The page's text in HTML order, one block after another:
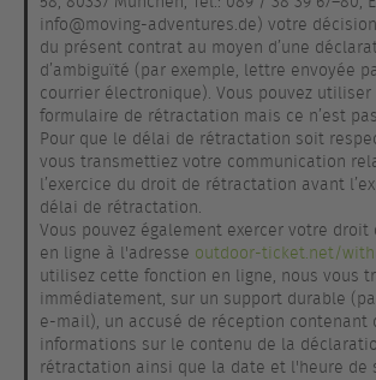
info@moving-adventures.de) votre
du présent contrat au moyen d’une
d’ambiguïté (par exemple, lettre envoyée
courrier électronique). Vous pouvez
formulaire de rétractation mais ce n’est
Pour que le délai de rétractation soit
vous transmettiez votre communication
l’exercice du droit de rétractation avant
délai de rétractation.
Vous pouvez également exercer votre
en ligne à l'adresse outdoor-ticket.net/
utilisez cette fonction en ligne, nous vous
immédiatement, sur un support durable
e-mail), un accusé de réception contenant
informations sur le contenu de la
rétractation ainsi que la date et l'heure de